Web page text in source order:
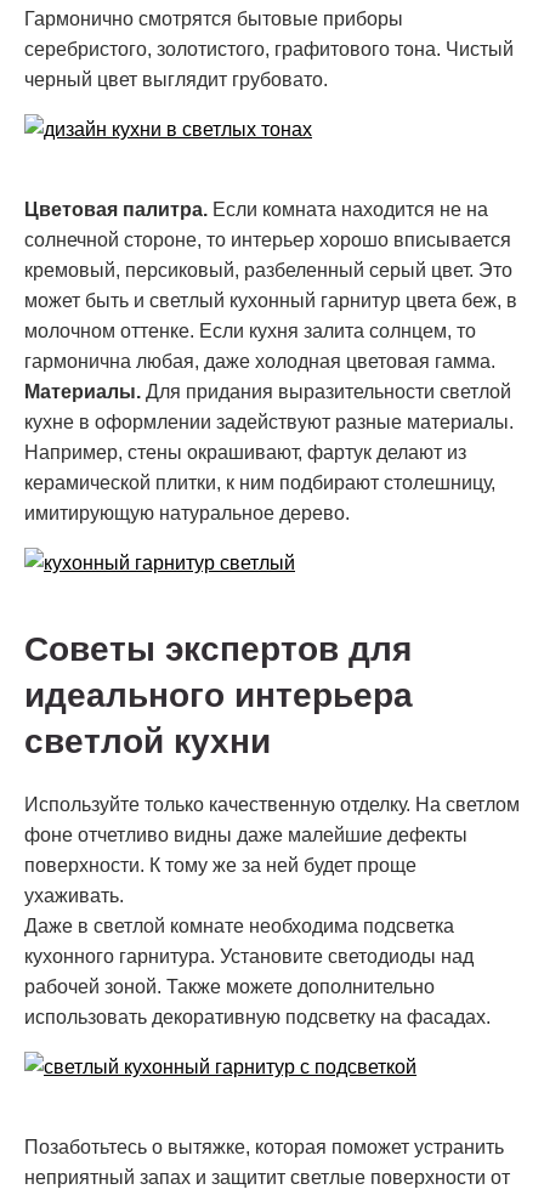
Гармонично смотрятся бытовые приборы
серебристого, золотистого, графитового тона. Чистый
черный цвет выглядит грубовато.
Цветовая палитра. Если комната находится не на
солнечной стороне, то интерьер хорошо вписывается
кремовый, персиковый, разбеленный серый цвет. Это
может быть и светлый кухонный гарнитур цвета беж, в
молочном оттенке. Если кухня залита солнцем, то
гармонична любая, даже холодная цветовая гамма.
Материалы. Для придания выразительности светлой
кухне в оформлении задействуют разные материалы.
Например, стены окрашивают, фартук делают из
керамической плитки, к ним подбирают столешницу,
имитирующую натуральное дерево.
Советы экспертов для
идеального интерьера
светлой кухни
Используйте только качественную отделку. На светлом
фоне отчетливо видны даже малейшие дефекты
поверхности. К тому же за ней будет проще
ухаживать.
Даже в светлой комнате необходима подсветка
кухонного гарнитура. Установите светодиоды над
рабочей зоной. Также можете дополнительно
использовать декоративную подсветку на фасадах.
Позаботьтесь о вытяжке, которая поможет устранить
неприятный запах и защитит светлые поверхности от